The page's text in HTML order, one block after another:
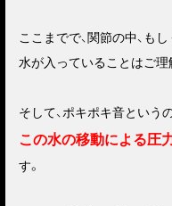
ここまでで、関節の中、も
水が入っていることはご理
そして、ポキポキ音というの
この水の移動による圧
す。